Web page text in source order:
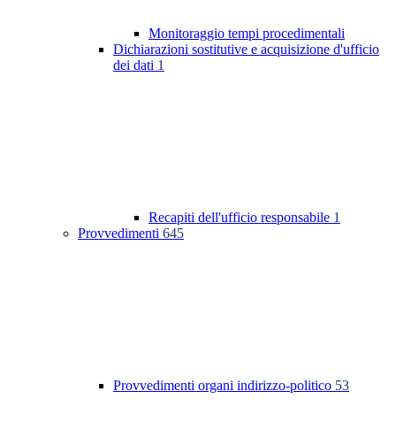
Monitoraggio tempi procedimentali
Dichiarazioni sostitutive e acquisizione d'ufficio
dei dati 1
Recapiti dell'ufficio responsabile 1
Provvedimenti 645
Provvedimenti organi indirizzo-politico 53